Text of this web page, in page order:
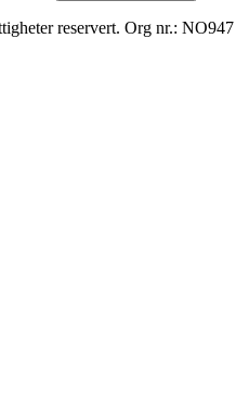
reservert. Org nr.: NO947